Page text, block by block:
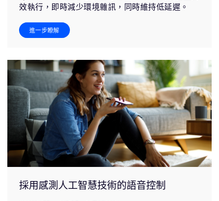
效執行，即時減少環境雜訊，同時維持低延遲。
進一步瞭解
採用感測人工智慧技術的語音控制